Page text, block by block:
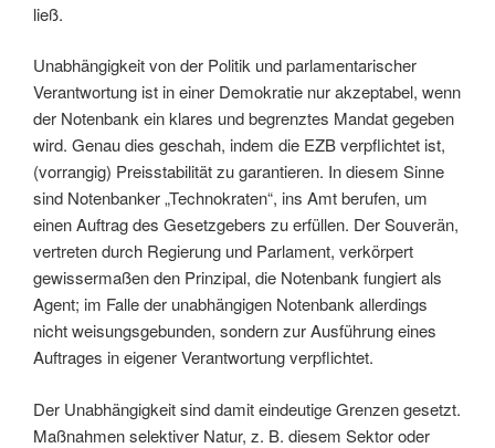
ließ.
Unabhängigkeit von der Politik und parlamentarischer
Verantwortung ist in einer Demokratie nur akzeptabel, wenn
der Notenbank ein klares und begrenztes Mandat gegeben
wird. Genau dies geschah, indem die EZB verpflichtet ist,
(vorrangig) Preisstabilität zu garantieren. In diesem Sinne
sind Notenbanker „Technokraten“, ins Amt berufen, um
einen Auftrag des Gesetzgebers zu erfüllen. Der Souverän,
vertreten durch Regierung und Parlament, verkörpert
gewissermaßen den Prinzipal, die Notenbank fungiert als
Agent; im Falle der unabhängigen Notenbank allerdings
nicht weisungsgebunden, sondern zur Ausführung eines
Auftrages in eigener Verantwortung verpflichtet.
Der Unabhängigkeit sind damit eindeutige Grenzen gesetzt.
Maßnahmen selektiver Natur, z. B. diesem Sektor oder